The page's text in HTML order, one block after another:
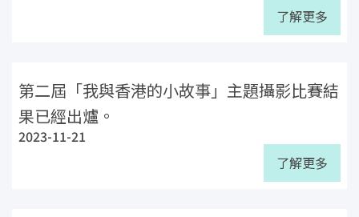
了解更多
第二屆「我與香港的小故事」主題攝影比賽結
果已經出爐。
2023-11-21
了解更多